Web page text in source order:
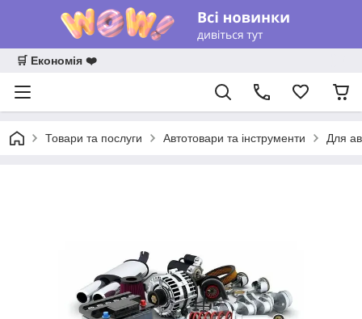
🛒 Економія ❤️
Товари та послуги Автотовари та інструменти Для